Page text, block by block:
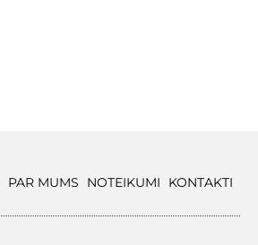
PAR MUMS NOTEIKUMI KONTAKTI